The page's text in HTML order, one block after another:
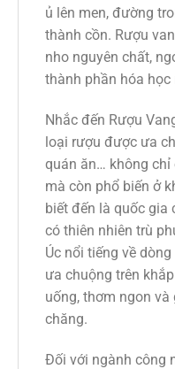
ủ lên men, đường
thành cồn. Rượu
nho nguyên chất,
thành phần hóa học
Nhắc đến Rượu
loại rượu được ưa
quán ăn… không
mà còn phổ biến ở
biết đến là quốc gia
có thiên nhiên trù
Úc nổi tiếng về
ưa chuộng trên
uống, thơm ngon
chăng.
Đối với ngành công